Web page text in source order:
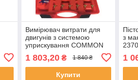
Вимірювач витрати для
двигунів з системою
уприскування COMMON
RAIL ShiningBerg 1-A1074
1 803,20₴ 1 840 ₴
Купити
з
1